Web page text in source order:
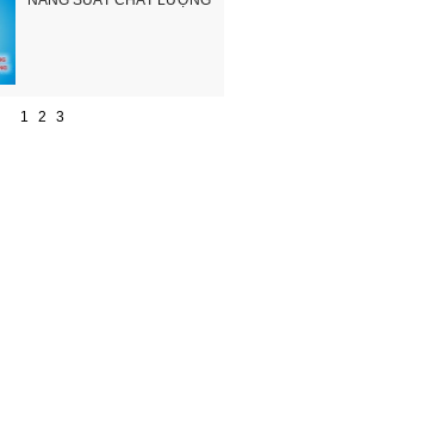
1 2 3